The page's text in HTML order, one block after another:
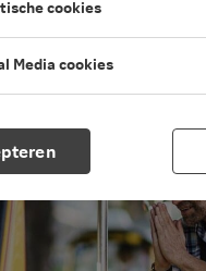
Laatst bewerkt
cookies
Media cookies